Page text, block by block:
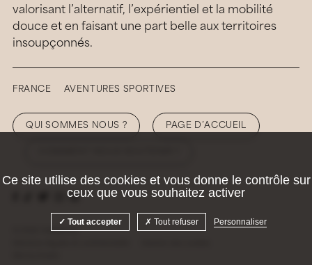
valorisant l’alternatif, l’expérientiel et la mobilité
douce et en faisant une part belle aux territoires
insoupçonnés.
FRANCE AVENTURES SPORTIVES
QUI SOMMES NOUS ? PAGE D’ACCUEIL
© 2026 Hellolaroux
Ce site utilise des cookies et vous donne le contrôle sur
ceux que vous souhaitez activer
Tout accepter Tout refuser Personnaliser